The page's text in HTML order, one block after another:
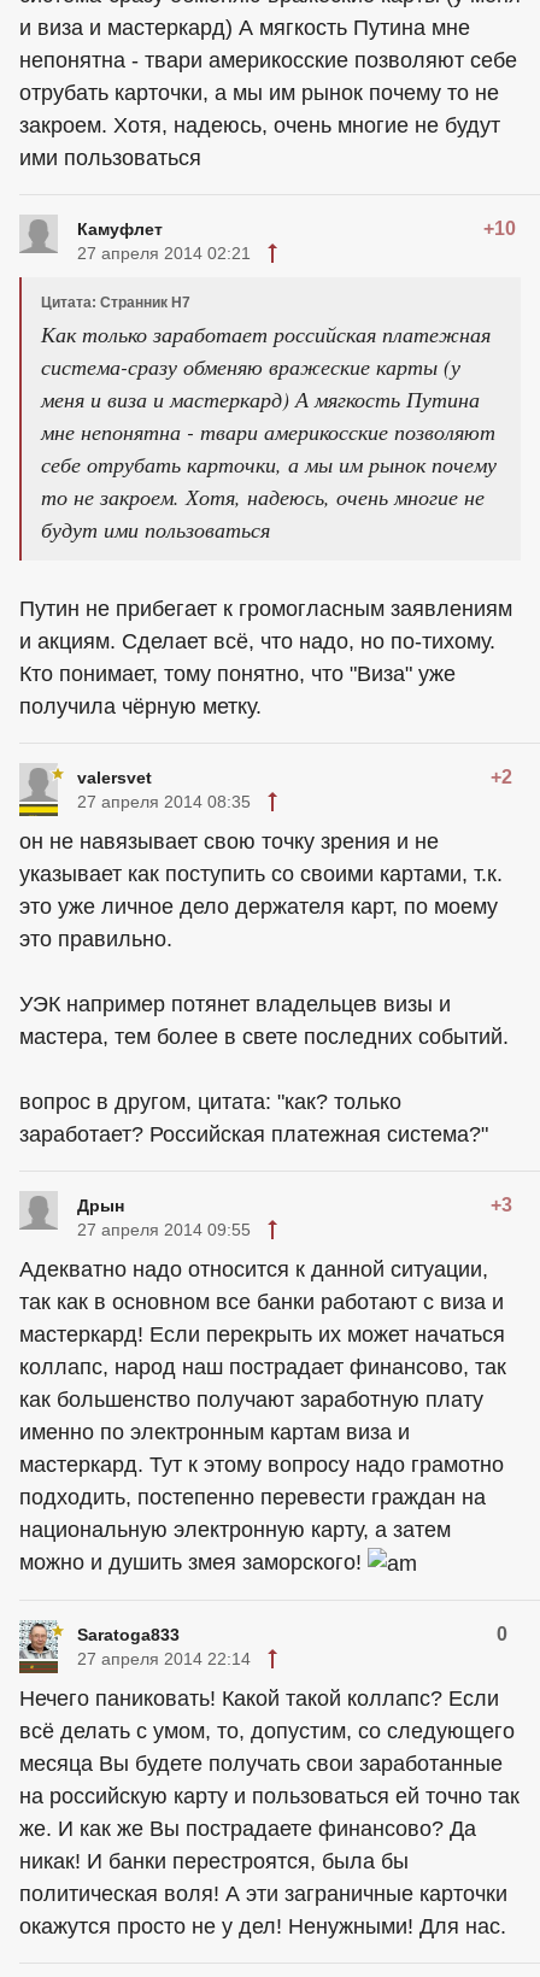
и виза и мастеркард) А мягкость Путина мне
непонятна - твари америкосские позволяют себе
отрубать карточки, а мы им рынок почему то не
закроем. Хотя, надеюсь, очень многие не будут
ими пользоваться
Камуфлет +10
27 апреля 2014 02:21
Цитата: Странник Н7
Как только заработает российская платежная
система-сразу обменяю вражеские карты (у
меня и виза и мастеркард) А мягкость Путина
мне непонятна - твари америкосские позволяют
себе отрубать карточки, а мы им рынок почему
то не закроем. Хотя, надеюсь, очень многие не
будут ими пользоваться
Путин не прибегает к громогласным заявлениям
и акциям. Сделает всё, что надо, но по-тихому.
Кто понимает, тому понятно, что "Виза" уже
получила чёрную метку.
valersvet +2
27 апреля 2014 08:35
он не навязывает свою точку зрения и не
указывает как поступить со своими картами, т.к.
это уже личное дело держателя карт, по моему
это правильно.
УЭК например потянет владельцев визы и
мастера, тем более в свете последних событий.
вопрос в другом, цитата: "как? только
заработает? Российская платежная система?"
Дрын +3
27 апреля 2014 09:55
Адекватно надо относится к данной ситуации,
так как в основном все банки работают с виза и
мастеркард! Если перекрыть их может начаться
коллапс, народ наш пострадает финансово, так
как большенство получают заработную плату
именно по электронным картам виза и
мастеркард. Тут к этому вопросу надо грамотно
подходить, постепенно перевести граждан на
национальную электронную карту, а затем
можно и душить змея заморского!
Saratoga833 0
27 апреля 2014 22:14
Нечего паниковать! Какой такой коллапс? Если
всё делать с умом, то, допустим, со следующего
месяца Вы будете получать свои заработанные
на российскую карту и пользоваться ей точно так
же. И как же Вы пострадаете финансово? Да
никак! И банки перестроятся, была бы
политическая воля! А эти заграничные карточки
окажутся просто не у дел! Ненужными! Для нас.